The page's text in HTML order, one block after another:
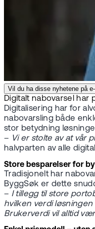
Vil du ha disse nyhetene på
Digitalt nabovarsel har
Digitalisering har for
nabovarsling både
stor betydning
– Vi er stolte av at vår
halvparten av alle
Store besparelser for
Tradisjonelt har
ByggSøk er dette
– I tillegg til store
hvilken verdi
Brukerverdi vil alltid